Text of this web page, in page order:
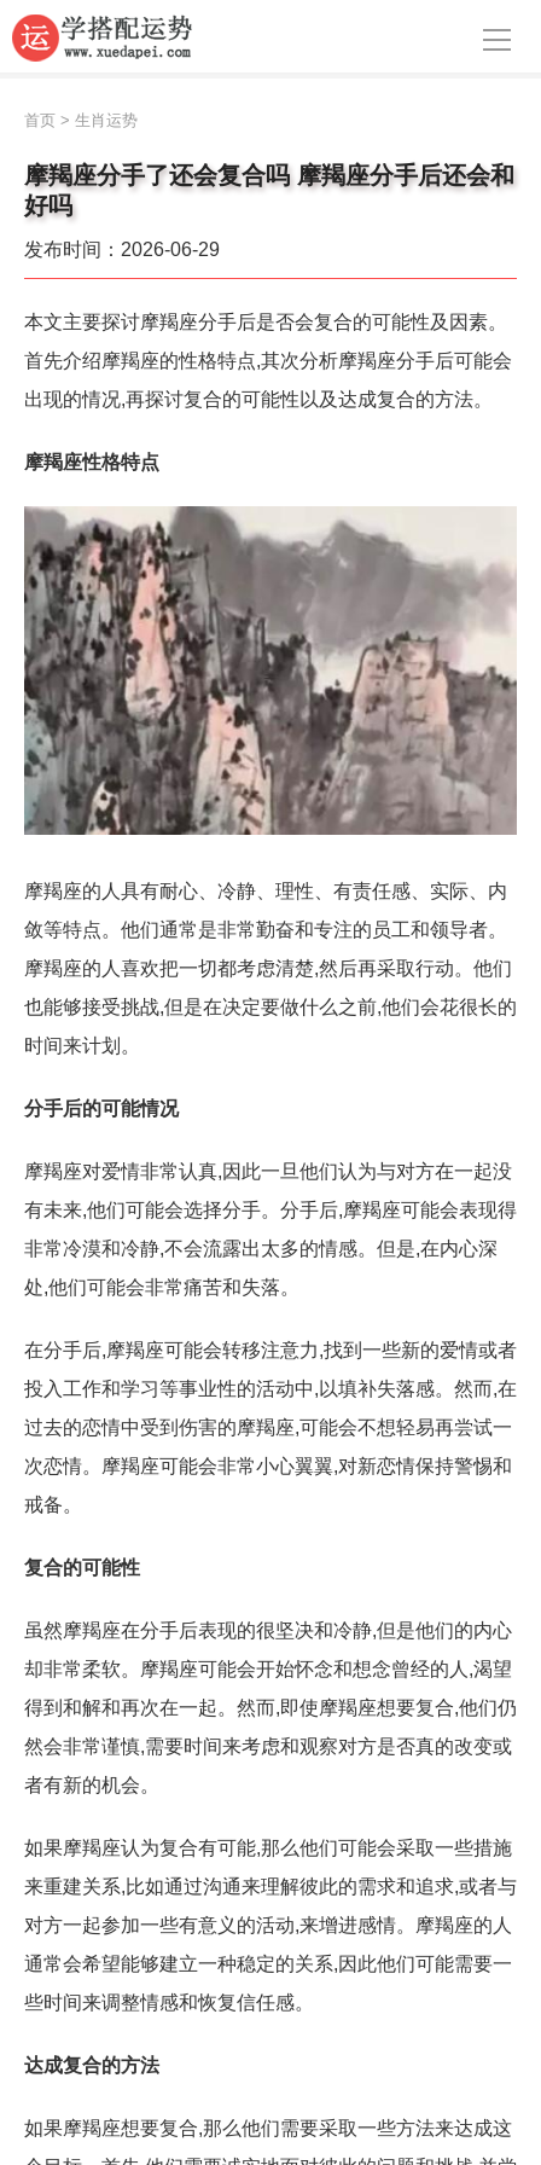
导航
生肖运势
八字算命
面相
风水
星座
首页 > 生肖运势
摩羯座分手了还会复合吗 摩羯座分手后还会和
好吗
发布时间：2026-06-29
本文主要探讨摩羯座分手后是否会复合的可能性及因素。
首先介绍摩羯座的性格特点,其次分析摩羯座分手后可能会
出现的情况,再探讨复合的可能性以及达成复合的方法。
摩羯座性格特点
摩羯座的人具有耐心、冷静、理性、有责任感、实际、内
敛等特点。他们通常是非常勤奋和专注的员工和领导者。
摩羯座的人喜欢把一切都考虑清楚,然后再采取行动。他们
也能够接受挑战,但是在决定要做什么之前,他们会花很长的
时间来计划。
分手后的可能情况
摩羯座对爱情非常认真,因此一旦他们认为与对方在一起没
有未来,他们可能会选择分手。分手后,摩羯座可能会表现得
非常冷漠和冷静,不会流露出太多的情感。但是,在内心深
处,他们可能会非常痛苦和失落。
在分手后,摩羯座可能会转移注意力,找到一些新的爱情或者
投入工作和学习等事业性的活动中,以填补失落感。然而,在
过去的恋情中受到伤害的摩羯座,可能会不想轻易再尝试一
次恋情。摩羯座可能会非常小心翼翼,对新恋情保持警惕和
戒备。
复合的可能性
虽然摩羯座在分手后表现的很坚决和冷静,但是他们的内心
却非常柔软。摩羯座可能会开始怀念和想念曾经的人,渴望
得到和解和再次在一起。然而,即使摩羯座想要复合,他们仍
然会非常谨慎,需要时间来考虑和观察对方是否真的改变或
者有新的机会。
如果摩羯座认为复合有可能,那么他们可能会采取一些措施
来重建关系,比如通过沟通来理解彼此的需求和追求,或者与
对方一起参加一些有意义的活动,来增进感情。摩羯座的人
通常会希望能够建立一种稳定的关系,因此他们可能需要一
些时间来调整情感和恢复信任感。
达成复合的方法
如果摩羯座想要复合,那么他们需要采取一些方法来达成这